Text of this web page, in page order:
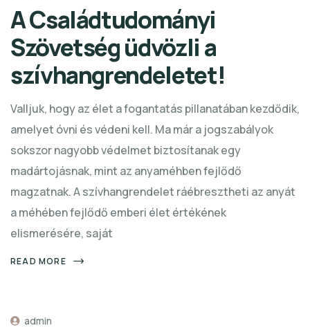
A Családtudományi
Szövetség üdvözli a
szívhangrendeletet!
Valljuk, hogy az élet a fogantatás pillanatában kezdődik,
amelyet óvni és védeni kell. Ma már a jogszabályok
sokszor nagyobb védelmet biztosítanak egy
madártojásnak, mint az anyaméhben fejlődő
magzatnak. A szívhangrendelet ráébresztheti az anyát
a méhében fejlődő emberi élet értékének
elismerésére, saját
READ MORE
admin